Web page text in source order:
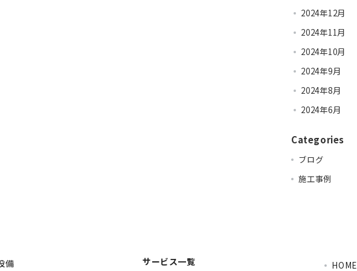
2024年12月
2024年11月
2024年10月
2024年9月
2024年8月
2024年6月
Categories
ブログ
施工事例
備
サービス一覧 HOME